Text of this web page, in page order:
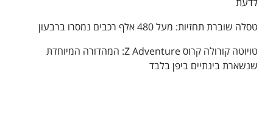
טסלה שוברת תחזיות: מעל 480 אלף רכבים נמסרו ברבעון
טויוטה קורולה קרוס Z Adventure: המהדורה המיוחדת
שנשארת בינתיים ביפן בלבד